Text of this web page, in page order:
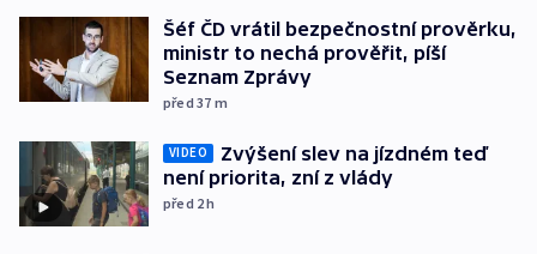
Šéf ČD vrátil bezpečnostní prověrku,
ministr to nechá prověřit, píší
Seznam Zprávy
před 37 m
VIDEO
Zvýšení slev na jízdném teď
není priorita, zní z vlády
před 2h